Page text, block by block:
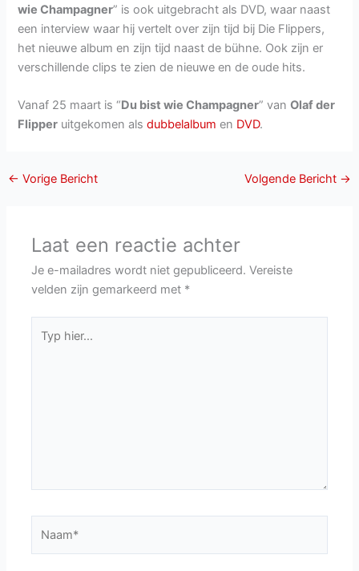
wie Champagner” is ook uitgebracht als DVD, waar naast
een interview waar hij vertelt over zijn tijd bij Die Flippers,
het nieuwe album en zijn tijd naast de bühne. Ook zijn er
verschillende clips te zien de nieuwe en de oude hits.
Vanaf 25 maart is “Du bist wie Champagner” vanOlaf der
Flipper uitgekomen alsdubbelalbum en DVD.
← Vorige Bericht Volgende Bericht →
Laat een reactie achter
Je e-mailadres wordt niet gepubliceerd. Vereiste
velden zijn gemarkeerd met *
hier...